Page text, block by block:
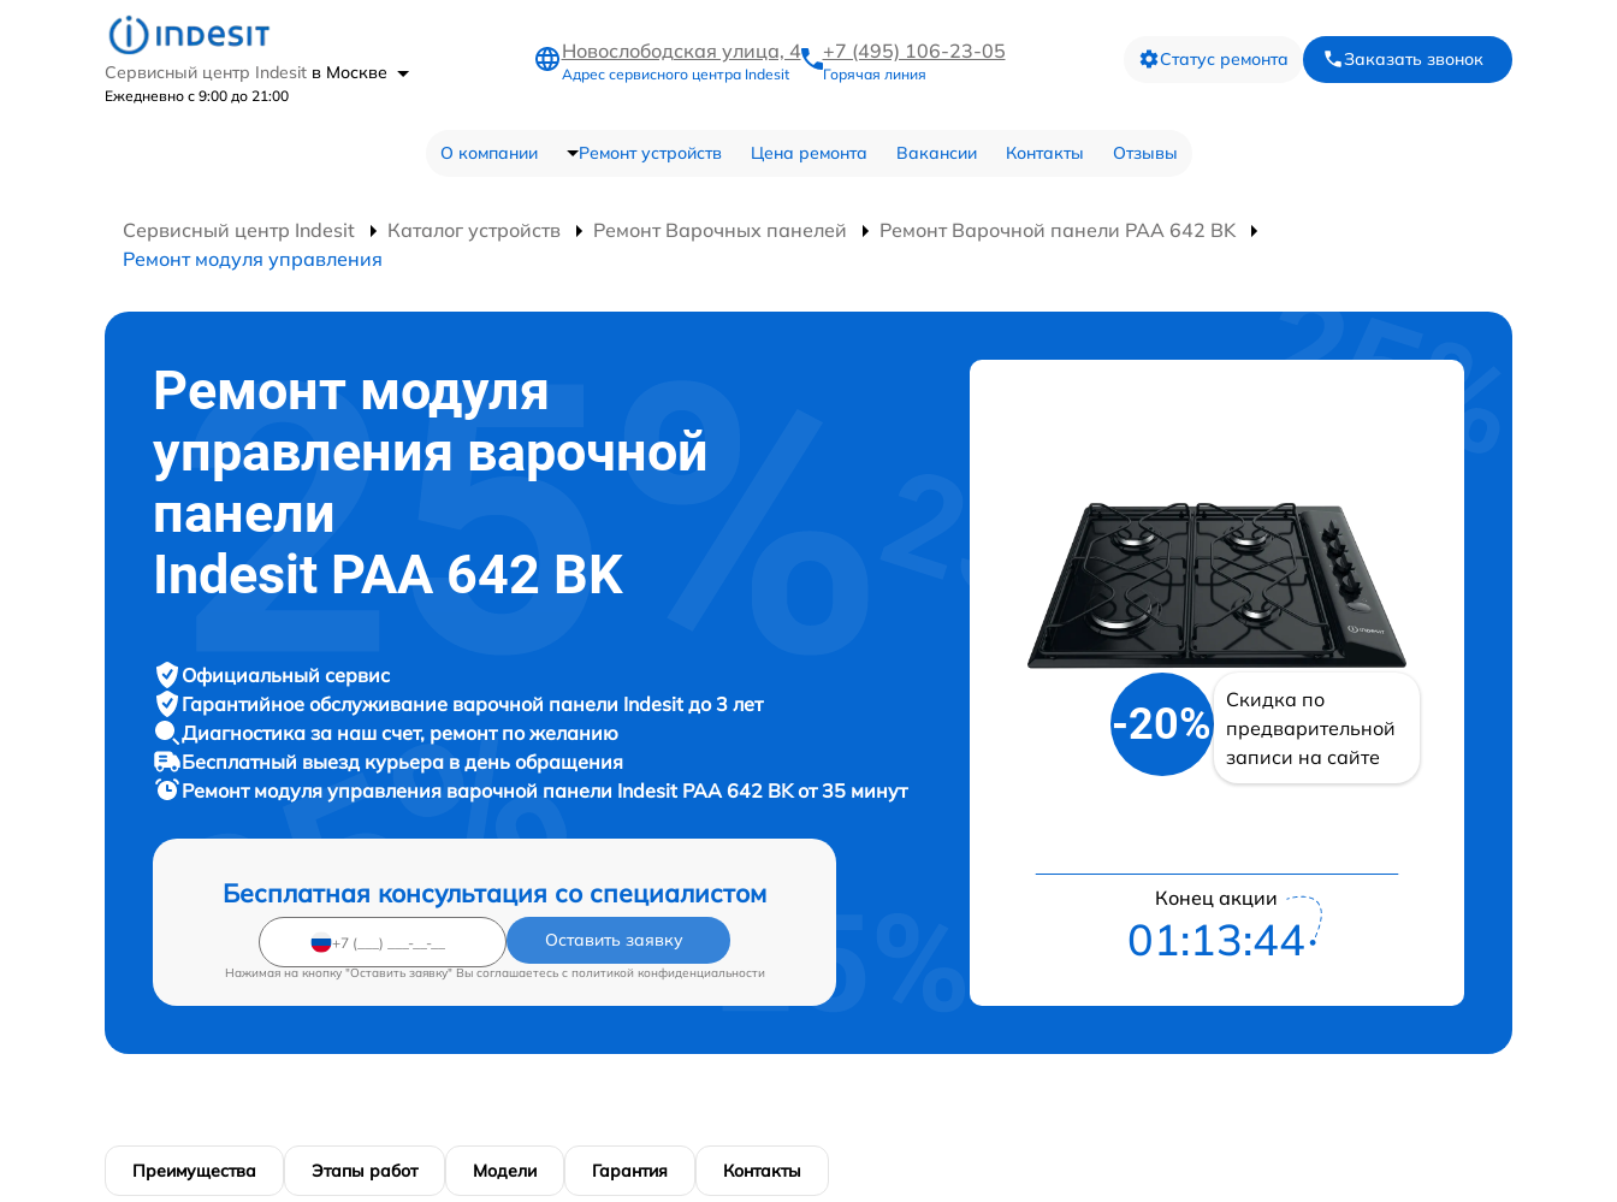
Сервисный центр Indesit в Москве
Ежедневно с 9:00 до 21:00
Новослободская улица, 4
Адрес сервисного центра Indesit
+7 (495) 106-23-05
Горячая линия
Статус ремонта Заказать звонок
О компании Ремонт устройств Цена ремонта Вакансии Контакты Отзывы
Сервисный центр Indesit Каталог устройств Ремонт Варочных панелей
Ремонт Варочной панели PAA 642 BK
Ремонт модуля управления
Ремонт модуля
управления варочной
панели
Indesit PAA 642 BK
Официальный сервис
Гарантийное обслуживание варочной панели Indesit до 3 лет
Диагностика за наш счет, ремонт по желанию
Бесплатный выезд курьера в день обращения
Ремонт модуля управления варочной панели Indesit PAA 642 BK от 35 минут
Бесплатная консультация со специалистом
Оставить заявку
Нажимая на кнопку "Оставить заявку" Вы соглашаетесь c политикой конфиденциальности
-20%
Скидка по
предварительной
записи на сайте
Конец акции
01:13:43
Преимущества Этапы работ Модели Гарантия Контакты